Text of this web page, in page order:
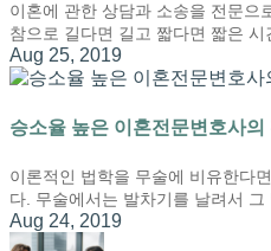
이혼에 관한 상담과 소송을 전문으
참으로 길다면 길고 짧다면 짧은 시
Aug 25, 2019
승소율 높은 이혼전문변호사
이론적인 법학을 무술에 비유한다
다. 무술에서는 발차기를 날려서
Aug 24, 2019